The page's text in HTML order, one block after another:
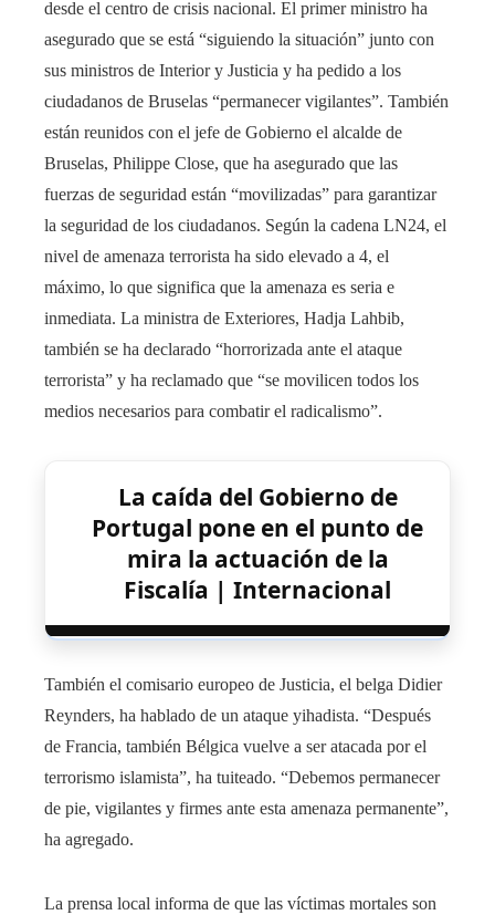
desde el centro de crisis nacional. El primer ministro ha
asegurado que se está “siguiendo la situación” junto con
sus ministros de Interior y Justicia y ha pedido a los
ciudadanos de Bruselas “permanecer vigilantes”. También
están reunidos con el jefe de Gobierno el alcalde de
Bruselas, Philippe Close, que ha asegurado que las
fuerzas de seguridad están “movilizadas” para garantizar
la seguridad de los ciudadanos. Según la cadena LN24, el
nivel de amenaza terrorista ha sido elevado a 4, el
máximo, lo que significa que la amenaza es seria e
inmediata. La ministra de Exteriores, Hadja Lahbib,
también se ha declarado “horrorizada ante el ataque
terrorista” y ha reclamado que “se movilicen todos los
medios necesarios para combatir el radicalismo”.
La caída del Gobierno de
Portugal pone en el punto de
mira la actuación de la
Fiscalía | Internacional
También el comisario europeo de Justicia, el belga Didier
Reynders, ha hablado de un ataque yihadista. “Después
de Francia, también Bélgica vuelve a ser atacada por el
terrorismo islamista”, ha tuiteado. “Debemos permanecer
de pie, vigilantes y firmes ante esta amenaza permanente”,
ha agregado.
La prensa local informa de que las víctimas mortales son